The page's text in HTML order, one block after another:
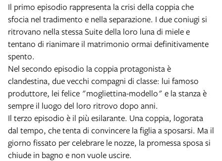
Il primo episodio rappresenta la crisi della coppia che
sfocia nel tradimento e nella separazione. I due coniugi si
ritrovano nella stessa Suite della loro luna di miele e
tentano di rianimare il matrimonio ormai definitivamente
spento.
Nel secondo episodio la coppia protagonista è
clandestina, due vecchi compagni di classe: lui famoso
produttore, lei felice "mogliettina-modello" e la stanza è
sempre il luogo del loro ritrovo dopo anni.
Il terzo episodio è il più esilarante. Una coppia, logorata
dal tempo, che tenta di convincere la figlia a sposarsi. Ma il
giorno fissato per celebrare le nozze, la promessa sposa si
chiude in bagno e non vuole uscire.